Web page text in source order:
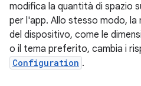
modifica la quantità di spazio
per l'app. Allo stesso modo,
del dispositivo, come le
o il tema preferito, cambia i
Configuration .